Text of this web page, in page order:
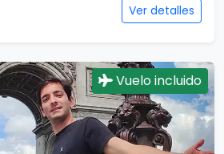
Ver detalles
Vuelo incluido